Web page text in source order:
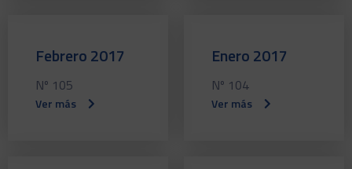
Febrero 2017
Nº 105
Ver más
Enero 2017
Nº 104
Ver más